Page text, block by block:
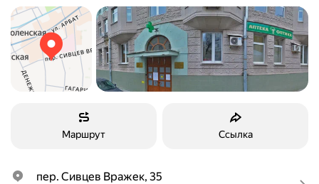
Маршрут Ссылка
пер. Сивцев Вражек, 35